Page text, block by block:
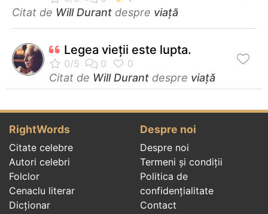
Citat de Will Durant despre viață
Legea vieţii este lupta.
Citat de Will Durant despre viață
RightWords
Citate celebre
Autori celebri
Folclor
Cenaclu literar
Dicționar
Despre noi
Despre noi
Termeni și condiții
Politica de
confidenţialitate
Contact